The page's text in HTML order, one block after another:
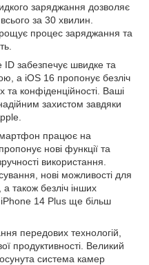
заряджання дозволяє
за 30 хвилин.
процес заряджання та
ID забезпечує швидке та
а iOS 16 пропонує безліч
конфіденційності. Ваші
захистом завдяки
працює на
нові функції та
використання.
нові можливості для
також безліч інших
iPhone 14 Plus ще більш
передових технологій,
продуктивності. Великий
система камер